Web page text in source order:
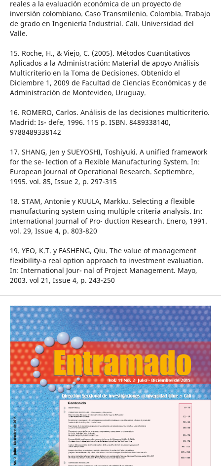
reales a la evaluación económica de un proyecto de
inversión colombiano. Caso Transmilenio. Colombia. Trabajo
de grado en Ingeniería Industrial. Cali. Universidad del
Valle.
15. Roche, H., & Viejo, C. (2005). Métodos Cuantitativos
Aplicados a la Administración: Material de apoyo Análisis
Multicriterio en la Toma de Decisiones. Obtenido el
Diciembre 1, 2009 de Facultad de Ciencias Económicas y de
Administración de Montevideo, Uruguay.
16. ROMERO, Carlos. Análisis de las decisiones multicriterio.
Madrid: Is- defe, 1996. 115 p. ISBN. 8489338140,
9788489338142
17. SHANG, Jen y SUEYOSHI, Toshiyuki. A unified framework
for the se- lection of a Flexible Manufacturing System. In:
European Journal of Operational Research. Septiembre,
1995. vol. 85, Issue 2, p. 297-315
18. STAM, Antonie y KUULA, Markku. Selecting a flexible
manufacturing system using multiple criteria analysis. In:
International Journal of Pro- duction Research. Enero, 1991.
vol. 29, Issue 4, p. 803-820
19. YEO, K.T. y FASHENG, Qiu. The value of management
flexibility-a real option approach to investment evaluation.
In: International Jour- nal of Project Management. Mayo,
2003. vol 21, Issue 4, p. 243-250